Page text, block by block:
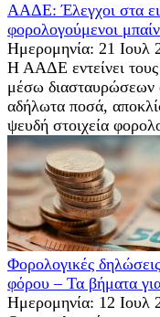
ΑΑΔΕ: Έλεγχοι στα
φορολογούμενοι
Ημερομηνία: 21 Ιουλ
Η ΑΑΔΕ εντείνει
μέσω διασταυρώσεων
αδήλωτα ποσά,
ψευδή στοιχεία
Φορολογικές
φόρου – Τα βήματα
Ημερομηνία: 12 Ιουλ